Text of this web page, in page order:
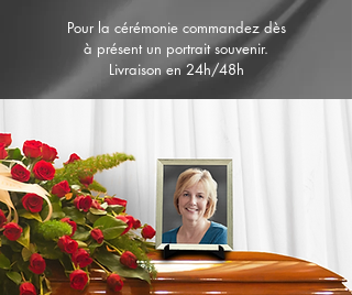
Pour la cérémonie commandez dès
à présent un portrait souvenir.
Livraison en 24h/48h